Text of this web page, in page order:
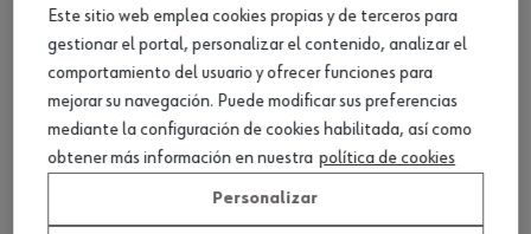
Cadena para filtros de aceite grande, 1/2",
anchura 150 mm
Este sitio web emplea cookies propias y de terceros para
gestionar el portal, personalizar el contenido, analizar el
comportamiento del usuario y ofrecer funciones para
mejorar su navegación. Puede modificar sus preferencias
mediante la configuración de cookies habilitada, así como
obtener más información en nuestra política de cookies
Personalizar